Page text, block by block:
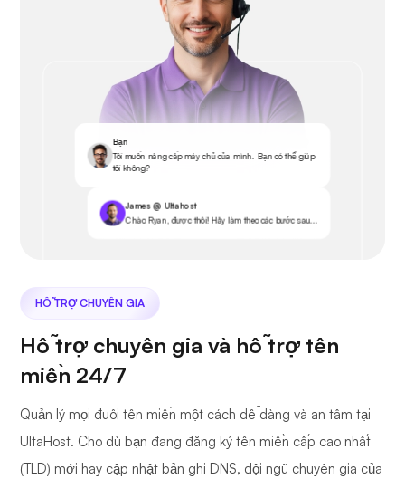
Bạn
Tôi muốn nâng cấp máy chủ của mình. Bạn có thể giúp
tôi không?
James @ Ultahost
Chào Ryan, được thôi! Hãy làm theo các bước sau...
HỖ TRỢ CHUYÊN GIA
Hỗ trợ chuyên gia và hỗ trợ tên
miền 24/7
Quản lý mọi đuôi tên miền một cách dễ dàng và an tâm tại
UltaHost. Cho dù bạn đang đăng ký tên miền cấp cao nhất
(TLD) mới hay cập nhật bản ghi DNS, đội ngũ chuyên gia của